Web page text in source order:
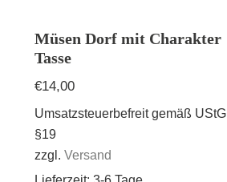
Müsen Dorf mit Charakter
Tasse
€14,00
Umsatzsteuerbefreit gemäß UStG
§19
zzgl. Versand